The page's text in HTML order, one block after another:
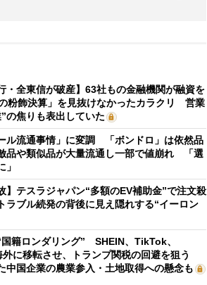
・全東信が破産】63社もの金融機関が融資を
粉飾決算」を見抜けなかったカラクリ 営業
の焦りも表出していた
ル流通事情」に変調 「ボンドロ」は依然品
品や類似品が大量流通し一部で値崩れ 「選
」
】テスラジャパン“多額のEV補助金”で注文殺
ブル続発の背後に見え隠れする“イーロン
籍ロンダリング” SHEIN、TikTok、
に移転させ、トランプ関税の回避を狙う
中国企業の農業参入・土地取得への懸念も